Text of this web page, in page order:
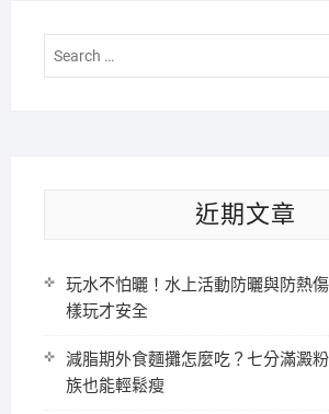
近期文章
玩水不怕曬！水上活動防曬與防熱
樣玩才安全
減脂期外食麵攤怎麼吃？七分滿澱
族也能輕鬆瘦